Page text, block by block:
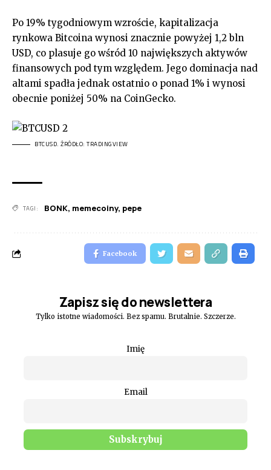
Po 19% tygodniowym wzroście, kapitalizacja
rynkowa Bitcoina wynosi znacznie powyżej 1,2 bln
USD, co plasuje go wśród 10 największych aktywów
finansowych pod tym względem. Jego dominacja nad
altami spadła jednak ostatnio o ponad 1% i wynosi
obecnie poniżej 50% na CoinGecko.
BTCUSD. ŹRÓDŁO: TRADINGVIEW
TAGI: BONK, memecoiny, pepe
Facebook
Zapisz się do newslettera
Tylko istotne wiadomości. Bez spamu. Brutalnie. Szczerze.
Imię
Email